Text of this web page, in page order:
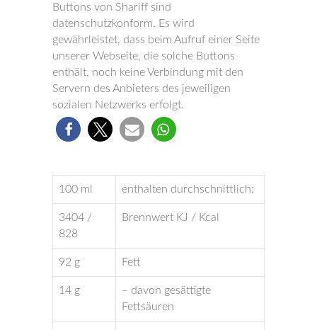
Buttons von Shariff sind
datenschutzkonform. Es wird
gewährleistet, dass beim Aufruf einer Seite
unserer Webseite, die solche Buttons
enthält, noch keine Verbindung mit den
Servern des Anbieters des jeweiligen
sozialen Netzwerks erfolgt.
100 ml enthalten durchschnittlich:
3404 /
828
Brennwert KJ / Kcal
92 g Fett
14 g
– davon gesättigte
Fettsäuren